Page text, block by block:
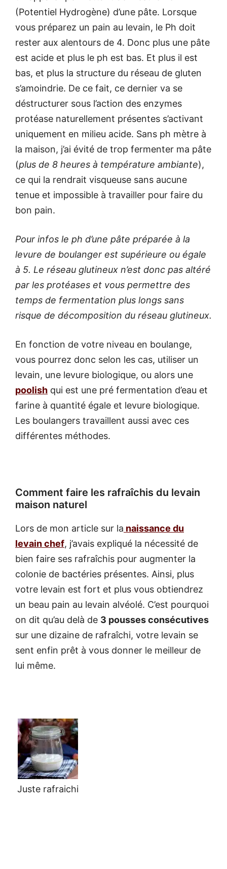
(Potentiel Hydrogène) d’une pâte. Lorsque
vous préparez un pain au levain, le Ph doit
rester aux alentours de 4. Donc plus une pâte
est acide et plus le ph est bas. Et plus il est
bas, et plus la structure du réseau de gluten
s’amoindrie. De ce fait, ce dernier va se
déstructurer sous l’action des enzymes
protéase naturellement présentes s’activant
uniquement en milieu acide. Sans ph mètre à
la maison, j’ai évité de trop fermenter ma pâte
(plus de 8 heures à température ambiante),
ce qui la rendrait visqueuse sans aucune
tenue et impossible à travailler pour faire du
bon pain.
Pour infos le ph d’une pâte préparée à la
levure de boulanger est supérieure ou égale
à 5. Le réseau glutineux n’est donc pas altéré
par les protéases et vous permettre des
temps de fermentation plus longs sans
risque de décomposition du réseau glutineux.
En fonction de votre niveau en boulange,
vous pourrez donc selon les cas, utiliser un
levain, une levure biologique, ou alors une
poolish qui est une pré fermentation d’eau et
farine à quantité égale et levure biologique.
Les boulangers travaillent aussi avec ces
différentes méthodes.
Comment faire les rafraîchis du levain
maison naturel
Lors de mon article sur la naissance du
levain chef, j’avais expliqué la nécessité de
bien faire ses rafraîchis pour augmenter la
colonie de bactéries présentes. Ainsi, plus
votre levain est fort et plus vous obtiendrez
un beau pain au levain alvéolé. C’est pourquoi
on dit qu’au delà de 3 pousses consécutives
sur une dizaine de rafraîchi, votre levain se
sent enfin prêt à vous donner le meilleur de
lui même.
Juste rafraichi